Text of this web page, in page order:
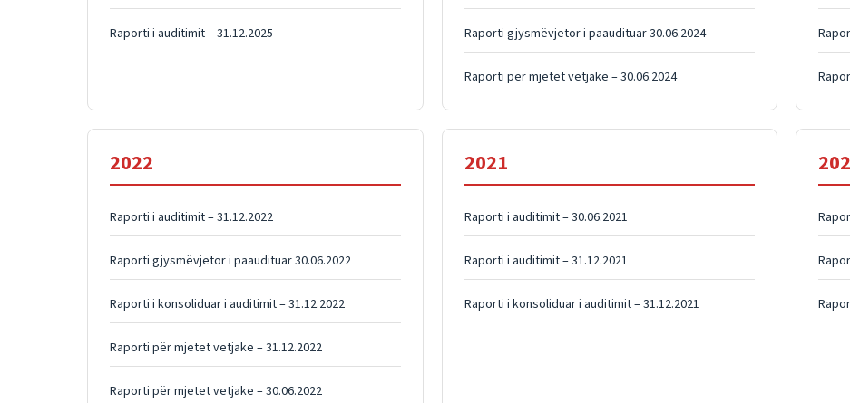
Raporti i auditimit – 31.12.2025 Raporti gjysmëvjetor i paaudituar 30.06.2024
Raporti për mjetet vetjake – 30.06.2024
2022
Raporti i auditimit – 31.12.2022
Raporti gjysmëvjetor i paaudituar 30.06.2022
Raporti i konsoliduar i auditimit – 31.12.2022
Raporti për mjetet vetjake – 31.12.2022
Raporti për mjetet vetjake – 30.06.2022
2021
Raporti i auditimit – 30.06.2021
Raporti i auditimit – 31.12.2021
Raporti i konsoliduar i auditimit – 31.12.2021